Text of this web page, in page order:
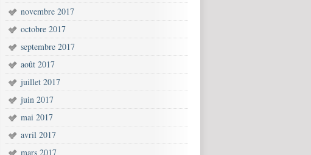
novembre 2017
octobre 2017
septembre 2017
août 2017
juillet 2017
juin 2017
mai 2017
avril 2017
mars 2017